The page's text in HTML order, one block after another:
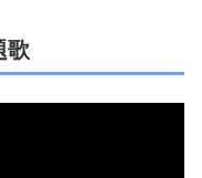
歌